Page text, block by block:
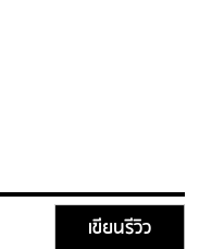
เขียนรีวิว